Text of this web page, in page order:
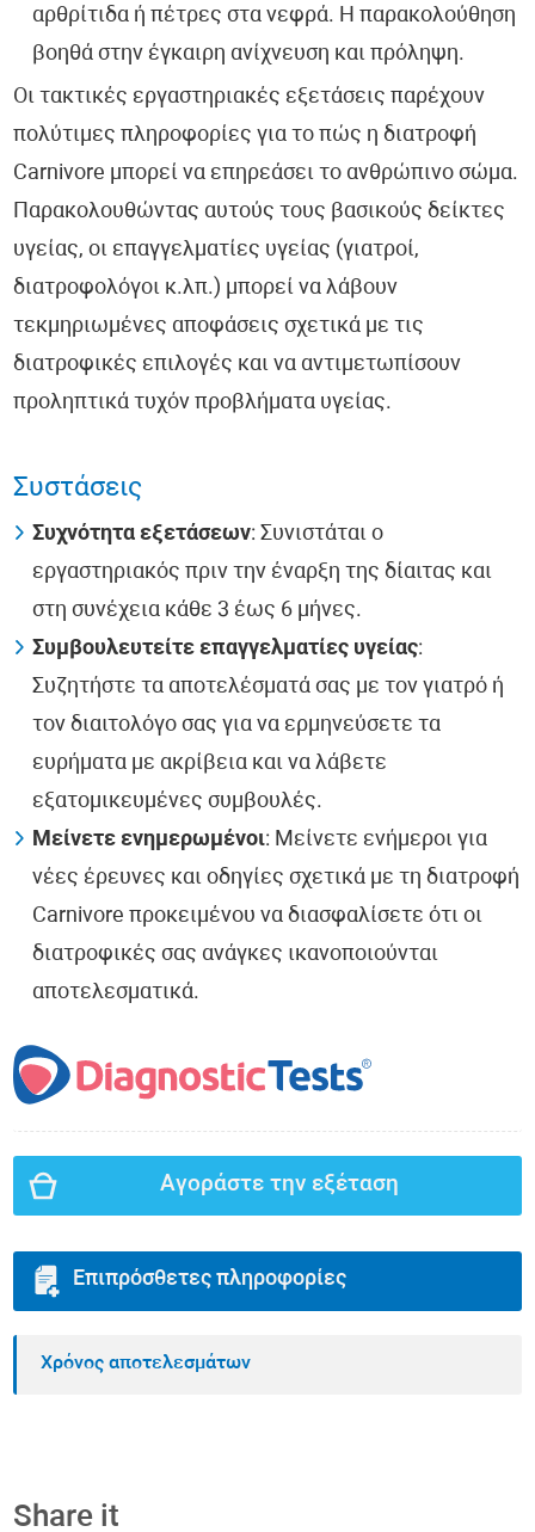
αρθρίτιδα ή πέτρες στα νεφρά. Η παρακολούθηση
βοηθά στην έγκαιρη ανίχνευση και πρόληψη.
Οι τακτικές εργαστηριακές εξετάσεις παρέχουν
πολύτιμες πληροφορίες για το πώς η διατροφή
Carnivore μπορεί να επηρεάσει το ανθρώπινο σώμα.
Παρακολουθώντας αυτούς τους βασικούς δείκτες
υγείας, οι επαγγελματίες υγείας (γιατροί,
διατροφολόγοι κ.λπ.) μπορεί να λάβουν
τεκμηριωμένες αποφάσεις σχετικά με τις
διατροφικές επιλογές και να αντιμετωπίσουν
προληπτικά τυχόν προβλήματα υγείας.
Συστάσεις
Συχνότητα εξετάσεων: Συνιστάται ο
εργαστηριακός πριν την έναρξη της δίαιτας και
στη συνέχεια κάθε 3 έως 6 μήνες.
Συμβουλευτείτε επαγγελματίες υγείας:
Συζητήστε τα αποτελέσματά σας με τον γιατρό ή
τον διαιτολόγο σας για να ερμηνεύσετε τα
ευρήματα με ακρίβεια και να λάβετε
εξατομικευμένες συμβουλές.
Μείνετε ενημερωμένοι: Μείνετε ενήμεροι για
νέες έρευνες και οδηγίες σχετικά με τη διατροφή
Carnivore προκειμένου να διασφαλίσετε ότι οι
διατροφικές σας ανάγκες ικανοποιούνται
αποτελεσματικά.
Αγοράστε την εξέταση
Επιπρόσθετες πληροφορίες
Χρόνος αποτελεσμάτων
Share it